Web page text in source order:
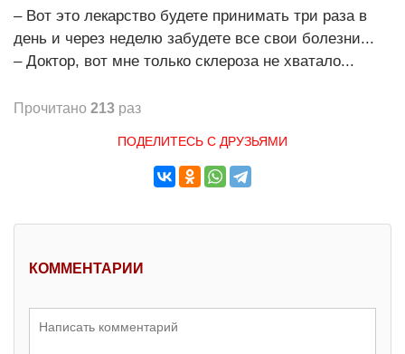
– Вот это лекарство будете принимать три раза в
день и через неделю забудете все свои болезни...
– Доктор, вот мне только склероза не хватало...
Прочитано 213 раз
ПОДЕЛИТЕСЬ С ДРУЗЬЯМИ
КОММЕНТАРИИ